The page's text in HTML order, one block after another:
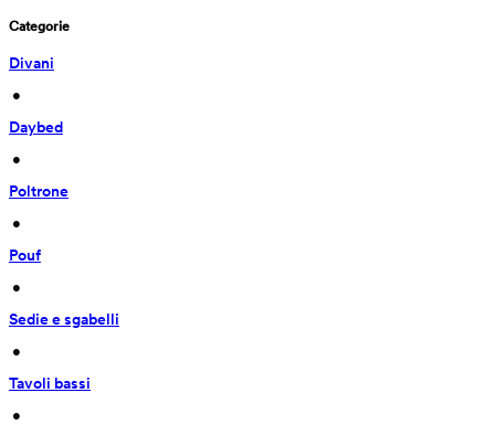
Categorie
Divani
•
Daybed
•
Poltrone
•
Pouf
•
Sedie e sgabelli
•
Tavoli bassi
•